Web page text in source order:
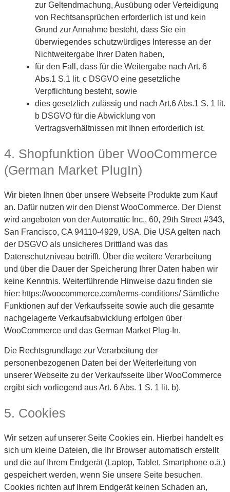
zur Geltendmachung, Ausübung oder Verteidigung
von Rechtsansprüchen erforderlich ist und kein
Grund zur Annahme besteht, dass Sie ein
überwiegendes schutzwürdiges Interesse an der
Nichtweitergabe Ihrer Daten haben,
für den Fall, dass für die Weitergabe nach Art. 6
Abs.1 S.1 lit. c DSGVO eine gesetzliche
Verpflichtung besteht, sowie
dies gesetzlich zulässig und nach Art.6 Abs.1 S. 1 lit.
b DSGVO für die Abwicklung von
Vertragsverhältnissen mit Ihnen erforderlich ist.
4. Shopfunktion über WooCommerce
(German Market PlugIn)
Wir bieten Ihnen über unsere Webseite Produkte zum Kauf
an. Dafür nutzen wir den Dienst WooCommerce. Der Dienst
wird angeboten von der Automattic Inc., 60, 29th Street #343,
San Francisco, CA 94110-4929, USA. Die USA gelten nach
der DSGVO als unsicheres Drittland was das
Datenschutzniveau betrifft. Über die weitere Verarbeitung
und über die Dauer der Speicherung Ihrer Daten haben wir
keine Kenntnis. Weiterführende Hinweise dazu finden sie
hier: https://woocommerce.com/terms-conditions/ Sämtliche
Funktionen auf der Verkaufsseite sowie auch die gesamte
nachgelagerte Verkaufsabwicklung erfolgen über
WooCommerce und das German Market Plug-In.
Die Rechtsgrundlage zur Verarbeitung der
personenbezogenen Daten bei der Weiterleitung von
unserer Webseite zu der Verkaufsseite über WooCommerce
ergibt sich vorliegend aus Art. 6 Abs. 1 S. 1 lit. b).
5. Cookies
Wir setzen auf unserer Seite Cookies ein. Hierbei handelt es
sich um kleine Dateien, die Ihr Browser automatisch erstellt
und die auf Ihrem Endgerät (Laptop, Tablet, Smartphone o.ä.)
gespeichert werden, wenn Sie unsere Seite besuchen.
Cookies richten auf Ihrem Endgerät keinen Schaden an,